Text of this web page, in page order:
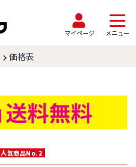
マイページ メニュー
価格表
人気商品No.2